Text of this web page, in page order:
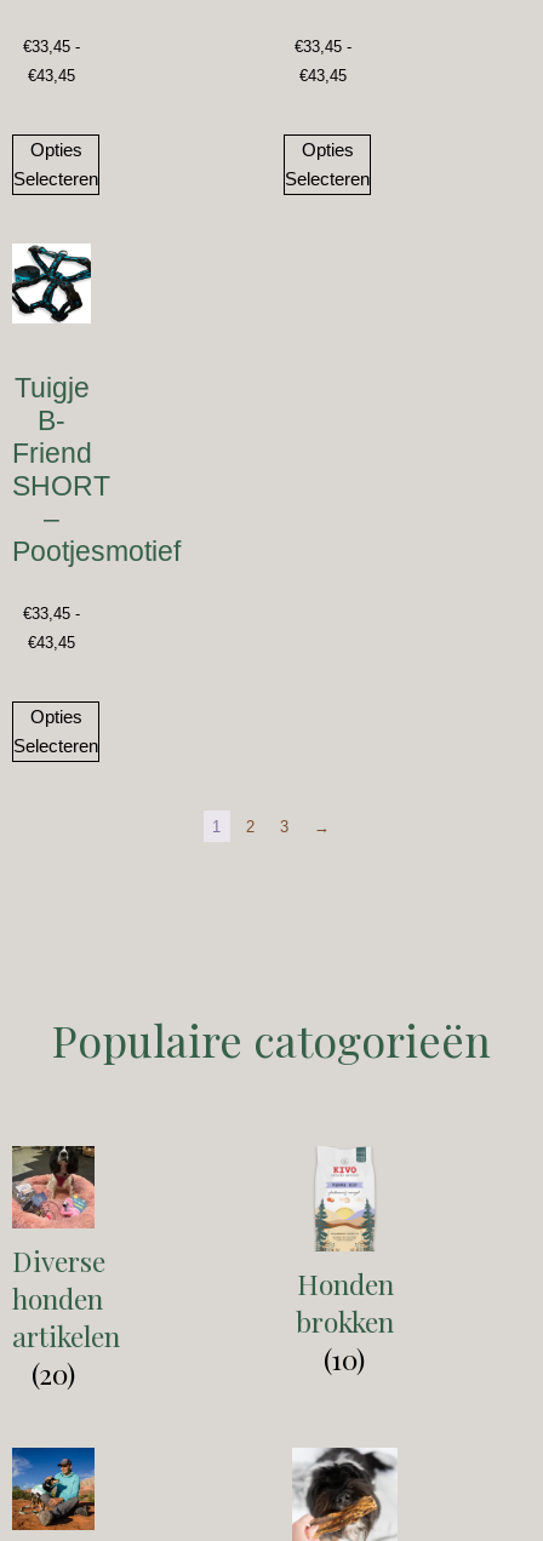
€33,45 -
€43,45
Opties
Selecteren
€33,45 -
€43,45
Opties
Selecteren
Tuigje
B-
Friend
SHORT
–
Pootjesmotief
€33,45 -
€43,45
Opties
Selecteren
1 2 3 →
Populaire catogorieën
Diverse
honden
artikelen
(20)
Honden
brokken
(10)